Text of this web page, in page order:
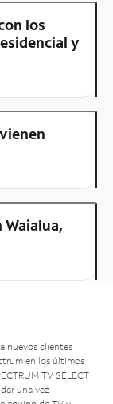
los
y
Waialua,
nuevos clientes
en los últimos
TV SELECT
una vez